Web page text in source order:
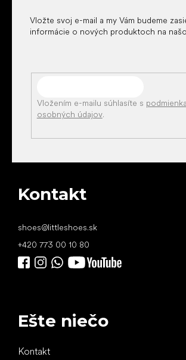
Vložte svoj e-mail a my Vám budeme
informácie o nových produktoch na
Vložením e-mailu súhlasíte s
osobných údajov.
Kontakt
shoes@littleshoes.sk
+420 773 00 10 80
Ešte niečo
Kontakt